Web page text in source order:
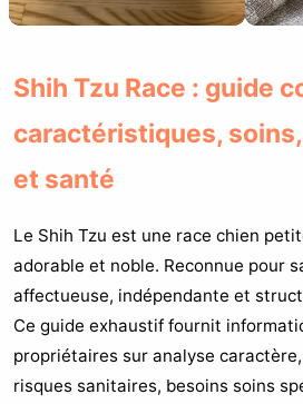
Shih Tzu Race : guide
caractéristiques,
et santé
Le Shih Tzu est une race chien
adorable et noble. Reconnue pour
affectueuse, indépendante et
Ce guide exhaustif fournit
propriétaires sur analyse
risques sanitaires, besoins soins